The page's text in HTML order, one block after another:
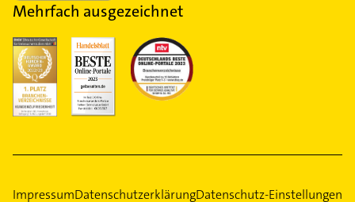
Mehrfach ausgezeichnet
ImpressumDatenschutzerklärungDatenschutz-Einstellungen